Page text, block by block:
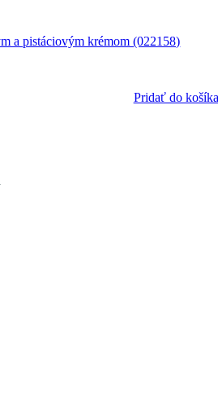
a pistáciovým krémom (022158)
Pridať do košíka